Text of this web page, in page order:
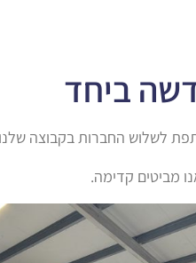
ביחד
לשלוש החברות בקבוצה
מביטים קדימה.